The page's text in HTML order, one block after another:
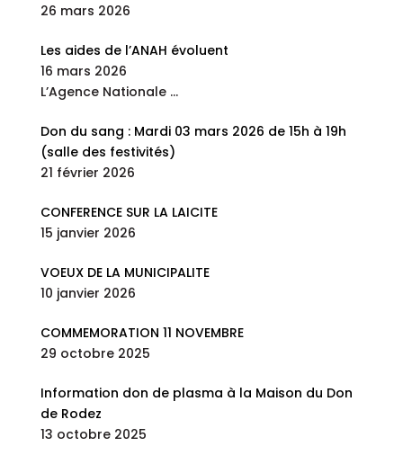
26 mars 2026
Les aides de l’ANAH évoluent
16 mars 2026
L’Agence Nationale …
Don du sang : Mardi 03 mars 2026 de 15h à 19h
(salle des festivités)
21 février 2026
CONFERENCE SUR LA LAICITE
15 janvier 2026
VOEUX DE LA MUNICIPALITE
10 janvier 2026
COMMEMORATION 11 NOVEMBRE
29 octobre 2025
Information don de plasma à la Maison du Don
de Rodez
13 octobre 2025